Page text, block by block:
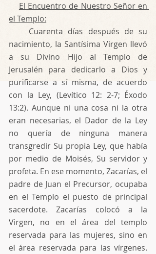
El Encuentro de Nuestro Señor en
el Templo:
nacimiento, la Santísima Virgen llevó
a su Divino Hijo al Templo de
Jerusalén para dedicarlo a Dios y
purificarse a sí misma, de acuerdo
con la Ley, (Levítico 12: 2-7; Éxodo
13:2). Aunque ni una cosa ni la otra
eran necesarias, el Dador de la Ley
no quería de ninguna manera
transgredir Su propia Ley, que había
por medio de Moisés, Su servidor y
profeta. En ese momento, Zacarías, el
padre de Juan el Precursor, ocupaba
en el Templo el puesto de principal
sacerdote. Zacarías colocó a la
Virgen, no en el área del templo
reservada para las mujeres, sino en
el área reservada para las vírgenes.